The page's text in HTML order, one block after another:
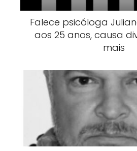
Falece psicóloga
aos 25 anos, causa
mais